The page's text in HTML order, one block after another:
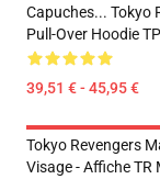
Capuches... Tokyo
Pull-Over Hoodie
39,51 € - 45,95 €
Tokyo Revengers
Visage - Affiche TR